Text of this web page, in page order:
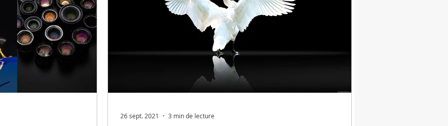
Feng Shui Beaux mots et idées Voyage Santé
Découvrir la vie La technologie
26 sept. 2021 3 min de lecture